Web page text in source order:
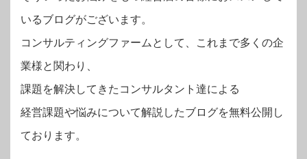
いるブログがございます。
コンサルティングファームとして、これまで多くの企
業様と関わり、
課題を解決してきたコンサルタント達による
経営課題や悩みについて解説したブログを無料公開し
ております。